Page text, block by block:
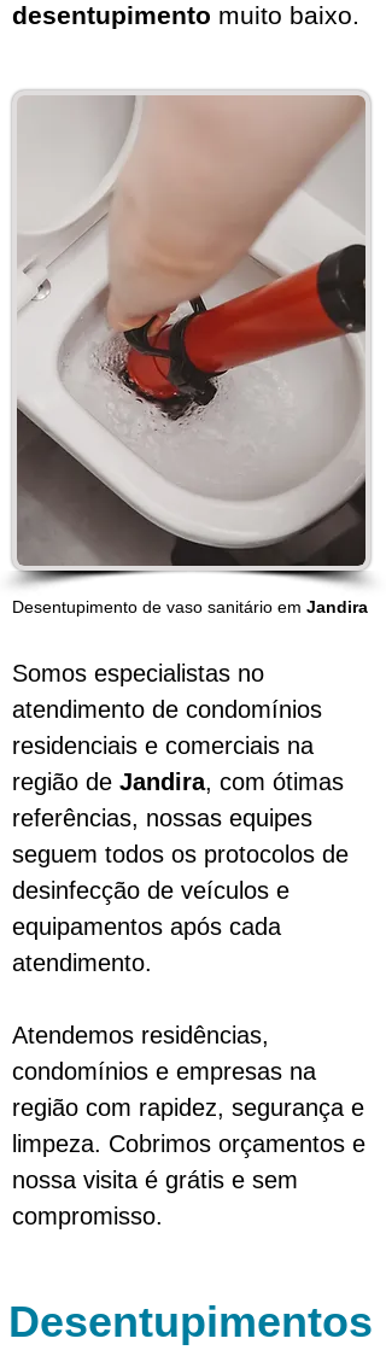
desentupimento muito baixo.
Desentupimento de vaso sanitário em Jandira
Somos especialistas no
atendimento de condomínios
residenciais e comerciais na
região de Jandira, com ótimas
referências, nossas equipes
seguem todos os protocolos de
desinfecção de veículos e
equipamentos após cada
atendimento.
Atendemos residências,
condomínios e empresas na
região com rapidez, segurança e
limpeza. Cobrimos orçamentos e
nossa visita é grátis e sem
compromisso.
Desentupimentos